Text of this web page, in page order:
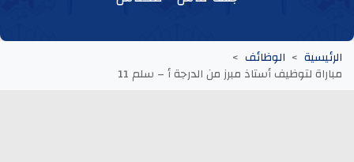
وظائف المؤسسات و المقاولات العمومية
وظائف مصالح الدولة
الرئيسية الوظائف
مباراة لتوظيف أستاذ مبرز من الدرجة أ – سلم 11